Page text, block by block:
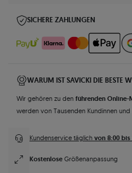
SICHERE ZAHLUNGEN
WARUM IST SAVICKI DIE BESTE
Wir gehören zu den führenden Online-
werden von Tausenden Kundinnen und
Kundenservice täglich von 8:00 bis
Kostenlose Größenanpassung